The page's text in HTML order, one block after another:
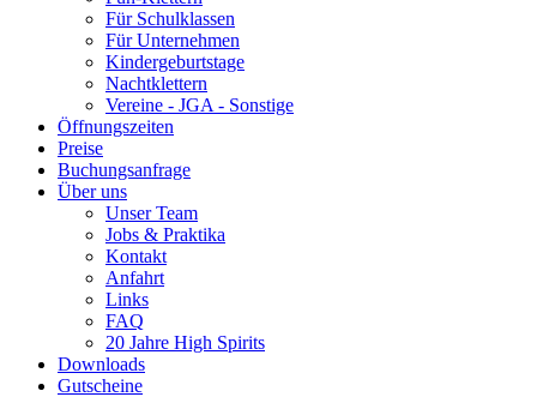
Für Schulklassen
Für Unternehmen
Kindergeburtstage
Nachtklettern
Vereine - JGA - Sonstige
Öffnungszeiten
Preise
Buchungsanfrage
Über uns
Unser Team
Jobs & Praktika
Kontakt
Anfahrt
Links
FAQ
20 Jahre High Spirits
Downloads
Gutscheine